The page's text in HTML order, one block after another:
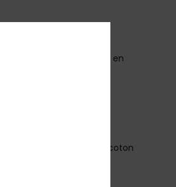
en sergé délavé, arrière en
57% polyester, 43% coton